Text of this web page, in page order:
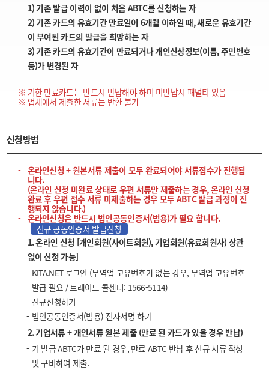
1) 기존 발급 이력이 없이 처음 ABTC를 신청하는 자
2) 기존 카드의 유효기간 만료일이 6개월 이하일 때, 새로운 유효기간
이 부여된 카드의 발급을 희망하는 자
3) 기존 카드의 유효기간이 만료되거나 개인신상정보(이름, 주민번호
등)가 변경된 자
기한 만료카드는 반드시 반납해야 하며 미반납시 패널티 있음
업체에서 제출한 서류는 반환 불가
신청방법
온라인신청 + 원본서류 제출이 모두 완료되어야 서류접수가 진행됩
니다.
(온라인 신청 미완료 상태로 우편 서류만 제출하는 경우, 온라인 신청
완료 후 우편 접수 서류 미제출하는 경우 모두 ABTC 발급 과정이 진
행되지 않습니다.)
온라인신청은 반드시 법인공동인증서(범용)가 필요 합니다.
신규 공동인증서 발급신청
1. 온라인 신청 [개인회원(사이트회원), 기업회원(유료회원사) 상관
없이 신청 가능]
KITA.NET 로그인 (무역업 고유번호가 없는 경우, 무역업 고유번호
발급 필요 / 트레이드 콜센터: 1566-5114)
신규신청하기
법인공동인증서(범용) 전자서명 하기
2. 기업서류 + 개인서류 원본 제출 (만료 된 카드가 있을 경우 반납)
기 발급 ABTC가 만료 된 경우, 만료 ABTC 반납 후 신규 서류 작성
및 구비하여 제출.